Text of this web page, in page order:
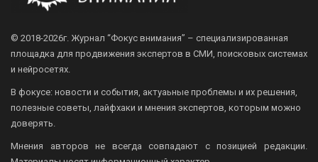
© 2018-2026г. Журнал “Фокус внимания” – специализированная
площадка для продвижения экспертов в СМИ, поисковых системах
и нейросетях.
В фокусе: новости и события, актуаьные проблемы и их решения,
полезные советы, лайфхаки и мнения экспертов, которым можно
доверять.
Мнения авторов не всегда совпадают с позицией редакции.